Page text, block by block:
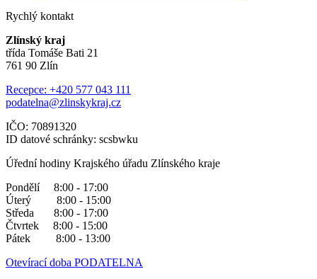
Rychlý kontakt
Zlínský kraj
třída Tomáše Bati 21
761 90 Zlín
Recepce: +420 577 043 111
podatelna@zlinskykraj.cz
IČO: 70891320
ID datové schránky: scsbwku
Úřední hodiny Krajského úřadu Zlínského kraje
Pondělí 8:00 - 17:00
Úterý 8:00 - 15:00
Středa 8:00 - 17:00
Čtvrtek 8:00 - 15:00
Pátek 8:00 - 13:00
Otevírací doba PODATELNA